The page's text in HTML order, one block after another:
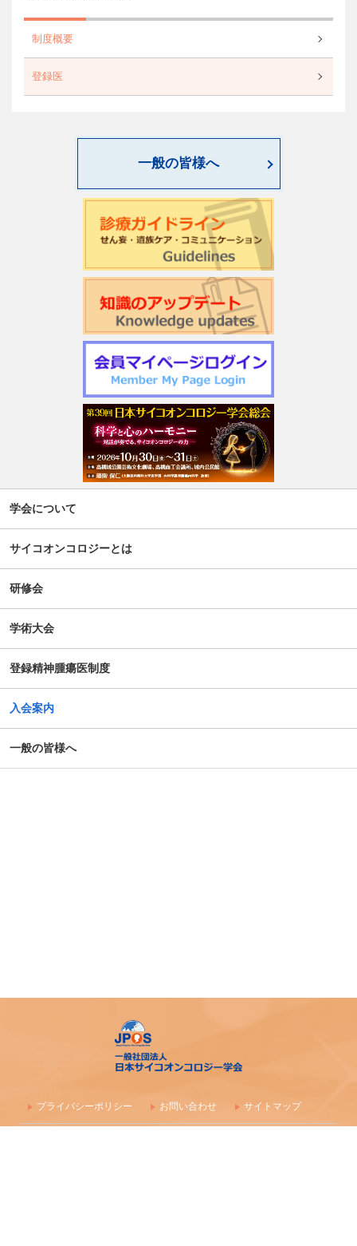
制度概要
登録医
一般の皆様へ
学会について
サイコオンコロジーとは
研修会
学術大会
登録精神腫瘍医制度
入会案内
一般の皆様へ
プライバシーポリシー お問い合わせ サイトマップ